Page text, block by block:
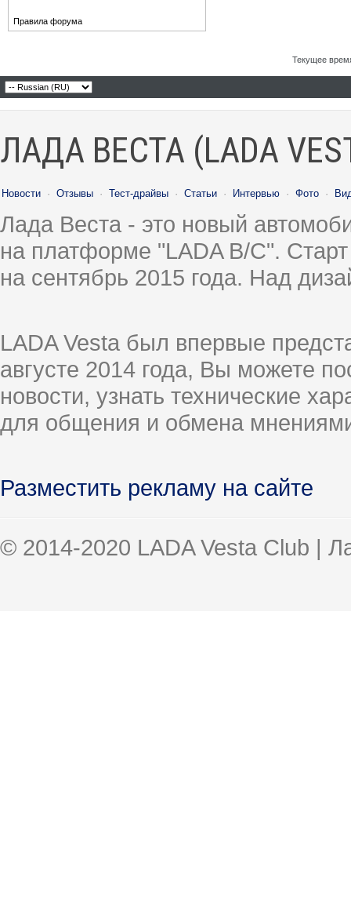
Правила форума
Текущее
ЛАДА ВЕСТА (LADA
Новости · Отзывы · Тест-драйвы · Статьи · Интервью · Фото ·
Лада Веста - это новый
на платформе "LADA B/C".
на сентябрь 2015 года. Над
LADA Vesta был впервые
августе 2014 года, Вы можете
новости, узнать технические
для общения и обмена
Разместить рекламу на сайте
© 2014-2020 LADA Vesta Club |